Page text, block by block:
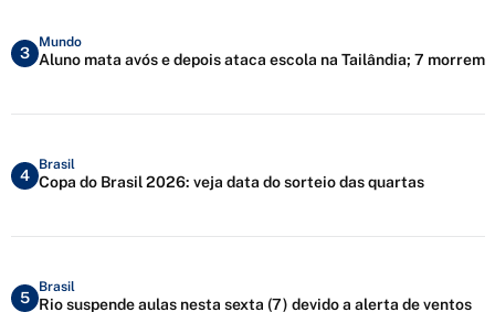
3
Mundo
Aluno mata avós e depois ataca escola na Tailândia; 7 morrem
4
Brasil
Copa do Brasil 2026: veja data do sorteio das quartas
5
Brasil
Rio suspende aulas nesta sexta (7) devido a alerta de ventos